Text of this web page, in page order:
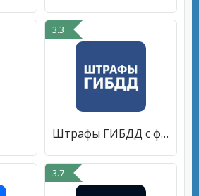
3.3
Штрафы ГИБДД с фото и ОСАГО
3.7